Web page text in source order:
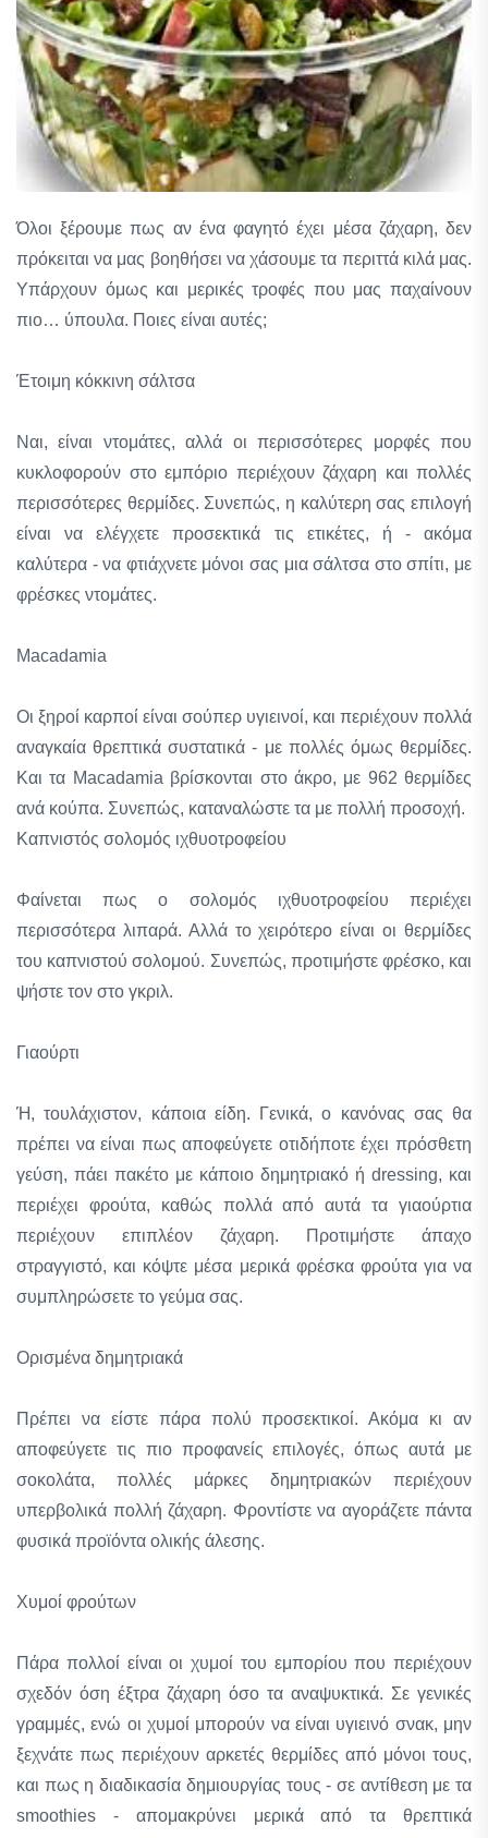
Όλοι ξέρουμε πως αν ένα φαγητό έχει μέσα ζάχαρη, δεν
πρόκειται να μας βοηθήσει να χάσουμε τα περιττά κιλά μας.
Υπάρχουν όμως και μερικές τροφές που μας παχαίνουν
πιο… ύπουλα. Ποιες είναι αυτές;
Έτοιμη κόκκινη σάλτσα
Ναι, είναι ντομάτες, αλλά οι περισσότερες μορφές που
κυκλοφορούν στο εμπόριο περιέχουν ζάχαρη και πολλές
περισσότερες θερμίδες. Συνεπώς, η καλύτερη σας επιλογή
είναι να ελέγχετε προσεκτικά τις ετικέτες, ή - ακόμα
καλύτερα - να φτιάχνετε μόνοι σας μια σάλτσα στο σπίτι, με
φρέσκες ντομάτες.
Macadamia
Οι ξηροί καρποί είναι σούπερ υγιεινοί, και περιέχουν πολλά
αναγκαία θρεπτικά συστατικά - με πολλές όμως θερμίδες.
Και τα Macadamia βρίσκονται στο άκρο, με 962 θερμίδες
ανά κούπα. Συνεπώς, καταναλώστε τα με πολλή προσοχή.
Καπνιστός σολομός ιχθυοτροφείου
Φαίνεται πως ο σολομός ιχθυοτροφείου περιέχει
περισσότερα λιπαρά. Αλλά το χειρότερο είναι οι θερμίδες
του καπνιστού σολομού. Συνεπώς, προτιμήστε φρέσκο, και
ψήστε τον στο γκριλ.
Γιαούρτι
Ή, τουλάχιστον, κάποια είδη. Γενικά, ο κανόνας σας θα
πρέπει να είναι πως αποφεύγετε οτιδήποτε έχει πρόσθετη
γεύση, πάει πακέτο με κάποιο δημητριακό ή dressing, και
περιέχει φρούτα, καθώς πολλά από αυτά τα γιαούρτια
περιέχουν επιπλέον ζάχαρη. Προτιμήστε άπαχο
στραγγιστό, και κόψτε μέσα μερικά φρέσκα φρούτα για να
συμπληρώσετε το γεύμα σας.
Ορισμένα δημητριακά
Πρέπει να είστε πάρα πολύ προσεκτικοί. Ακόμα κι αν
αποφεύγετε τις πιο προφανείς επιλογές, όπως αυτά με
σοκολάτα, πολλές μάρκες δημητριακών περιέχουν
υπερβολικά πολλή ζάχαρη. Φροντίστε να αγοράζετε πάντα
φυσικά προϊόντα ολικής άλεσης.
Χυμοί φρούτων
Πάρα πολλοί είναι οι χυμοί του εμπορίου που περιέχουν
σχεδόν όση έξτρα ζάχαρη όσο τα αναψυκτικά. Σε γενικές
γραμμές, ενώ οι χυμοί μπορούν να είναι υγιεινό σνακ, μην
ξεχνάτε πως περιέχουν αρκετές θερμίδες από μόνοι τους,
και πως η διαδικασία δημιουργίας τους - σε αντίθεση με τα
smoothies - απομακρύνει μερικά από τα θρεπτικά